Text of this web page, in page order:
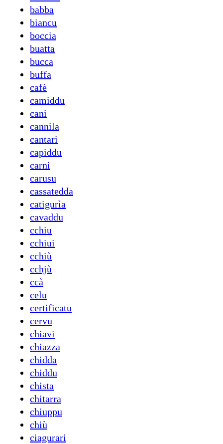
babba
biancu
boccia
buatta
bucca
buffa
cafè
camiddu
cani
cannila
cantari
capiddu
carni
carusu
cassatedda
catigurìa
cavaddu
cchiu
cchiui
cchiù
cchjù
ccà
celu
certificatu
cervu
chiavi
chiazza
chidda
chiddu
chista
chitarra
chiuppu
chiù
ciagurari